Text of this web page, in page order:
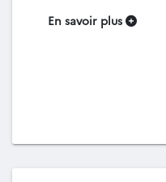
En savoir plus